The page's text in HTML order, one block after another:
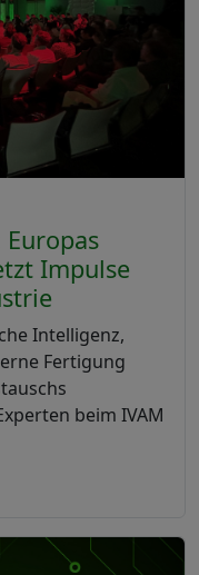
Impulse
Intelligenz,
Fertigung
beim IVAM